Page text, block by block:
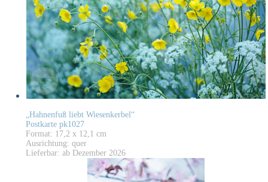
„Hahnenfuß liebt Wiesenkerbel“
Postkarte pk1027
Format: 17,2 x 12,1 cm
Ausrichtung: quer
Lieferbar: ab Dezember 2026